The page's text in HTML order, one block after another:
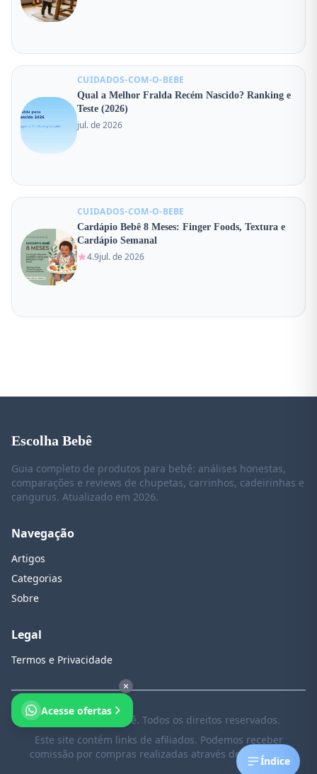
Índice
CUIDADOS-COM-O-BEBE
Qual a Melhor Fralda Recém Nascido? Ranking e
Teste (2026)
jul. de 2026
CUIDADOS-COM-O-BEBE
Cardápio Bebê 8 Meses: Finger Foods, Textura e
Cardápio Semanal
4.9jul. de 2026
Acesse ofertas
Escolha Bebê
Guia completo de produtos para bebê: análises honestas,
comparações e reviews de chupetas, carrinhos, cadeirinhas e
cangurus. Atualizado em 2026.
Navegação
Artigos
Categorias
Sobre
Legal
Termos e Privacidade
© 2026 Escolha Bebê. Todos os direitos reservados.
Este site contém links de afiliados. Podemos receber
comissão por compras realizadas através destes links.